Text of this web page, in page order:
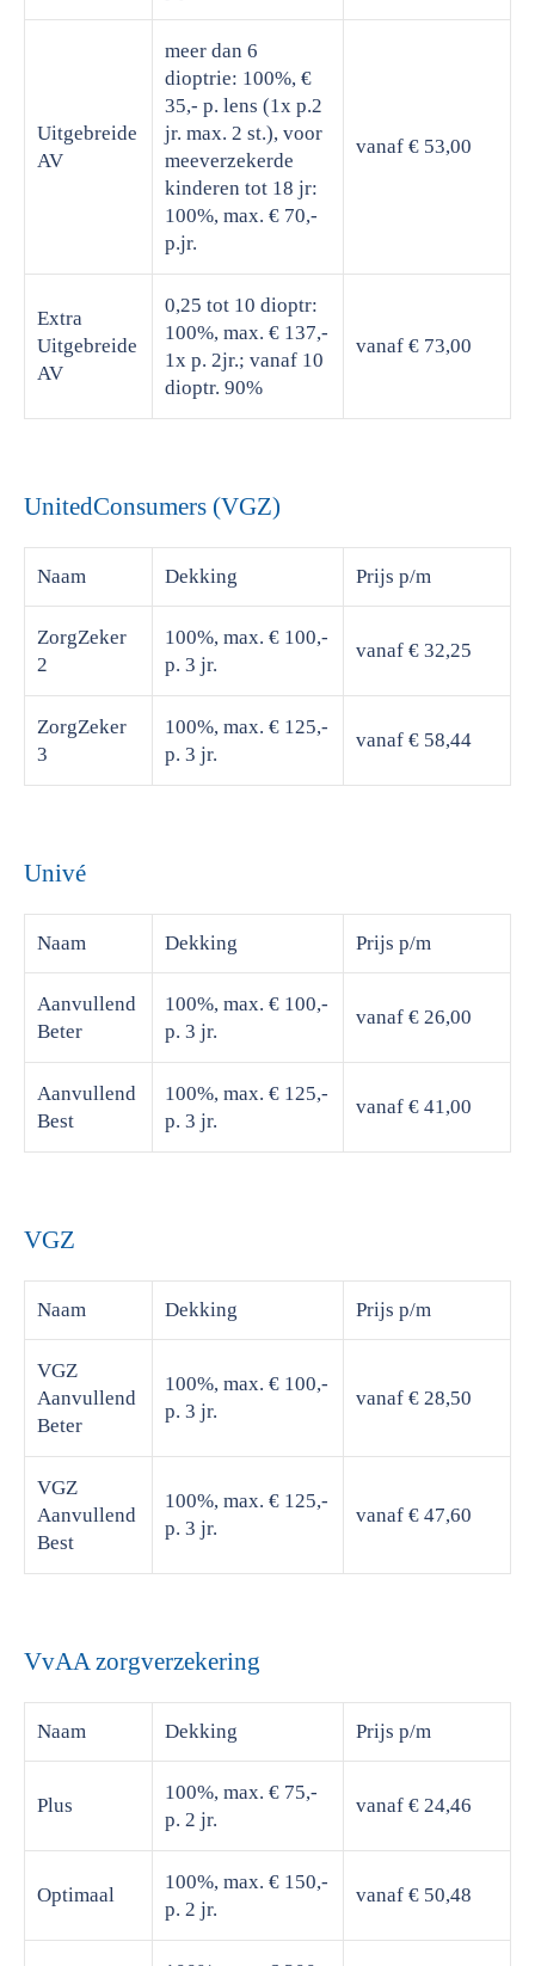
Uitgebreide
AV
meer dan 6
dioptrie: 100%, €
35,- p. lens (1x p.2
jr. max. 2 st.), voor
meeverzekerde
kinderen tot 18 jr:
100%, max. € 70,-
p.jr.
vanaf € 53,00
Extra
Uitgebreide
AV
0,25 tot 10 dioptr:
100%, max. € 137,-
1x p. 2jr.; vanaf 10
dioptr. 90%
vanaf € 73,00
UnitedConsumers (VGZ)
Naam Dekking Prijs p/m
ZorgZeker
2
100%, max. € 100,-
p. 3 jr.
vanaf € 32,25
ZorgZeker
3
100%, max. € 125,-
p. 3 jr.
vanaf € 58,44
Univé
Naam Dekking Prijs p/m
Aanvullend
Beter
100%, max. € 100,-
p. 3 jr.
vanaf € 26,00
Aanvullend
Best
100%, max. € 125,-
p. 3 jr.
vanaf € 41,00
VGZ
Naam Dekking Prijs p/m
VGZ
Aanvullend
Beter
100%, max. € 100,-
p. 3 jr.
vanaf € 28,50
VGZ
Aanvullend
Best
100%, max. € 125,-
p. 3 jr.
vanaf € 47,60
VvAA zorgverzekering
Naam Dekking Prijs p/m
Plus
100%, max. € 75,-
p. 2 jr.
vanaf € 24,46
Optimaal
100%, max. € 150,-
p. 2 jr.
vanaf € 50,48